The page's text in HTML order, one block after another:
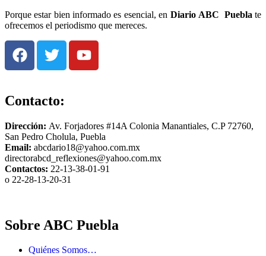
Porque estar bien informado es esencial, en Diario ABC Puebla te
ofrecemos el periodismo que mereces.
Contacto:
Dirección: Av. Forjadores #14A Colonia Manantiales, C.P 72760,
San Pedro Cholula, Puebla
Email: abcdario18@yahoo.com.mx
directorabcd_reflexiones@yahoo.com.mx
Contactos: 22-13-38-01-91
o 22-28-13-20-31
Sobre ABC Puebla
Quiénes Somos…